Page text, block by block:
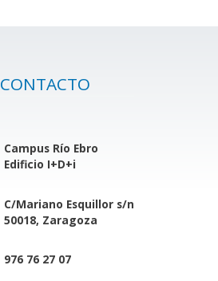
CONTACTO
Campus Río Ebro
Edificio I+D+i
C/Mariano Esquillor s/n
50018, Zaragoza
976 76 27 07